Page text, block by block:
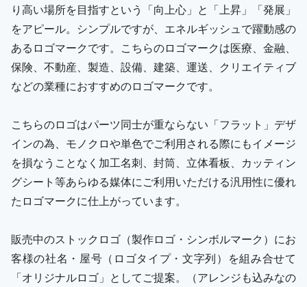
り高い場所を目指すという「向上心」と「上昇」「発展」
をアピール。シンプルですが、エネルギッシュで躍動感の
あるロゴマークです。こちらのロゴマークは医療、金融、
保険、不動産、製造、設備、建築、運送、クリエイティブ
などの業種におすすめのロゴマークです。
こちらのロゴはパーツ同士が重ならない「フラット」デザ
インの為、モノクロや単色でご利用される際にもイメージ
を損なうことなく加工名刺、封筒、立体看板、カッティン
グシート等あらゆる媒体にご利用いただける汎用性に優れ
たロゴマークに仕上がっています。
販売中のストックロゴ（製作ロゴ・シンボルマーク）にお
客様の社名・屋号（ロゴタイプ・文字列）を組み合せて
「オリジナルロゴ」としてご提案。（アレンジも込みなの